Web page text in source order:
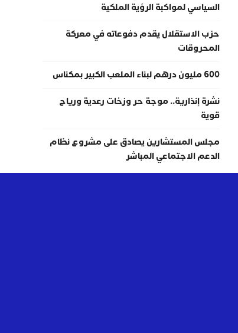
السياسي لمواكبة الرؤية الملكية
حزب الاستقلال يقدم دفوعاته في معركة
المحروقات
600 مليون درهم لبناء الملعب الكبير بمكناس
نشرة إنذارية.. موجة حر وزخات رعدية ورياح
قوية
مجلس المستشارين يصادق على مشروع نظام
الدعم الاجتماعي المباشر